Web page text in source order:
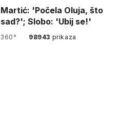
Martić: 'Počela Oluja, što
sad?'; Slobo: 'Ubij se!'
360° 98943 prikaza